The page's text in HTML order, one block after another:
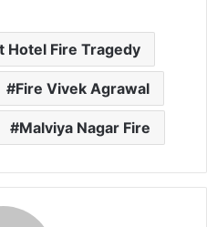
Hotel Fire Tragedy
Fire Vivek Agrawal
Malviya Nagar Fire